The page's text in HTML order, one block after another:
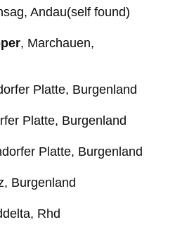
Andau(self found)
, Marchauen,
Platte, Burgenland
Platte, Burgenland
Platte, Burgenland
Burgenland
Rhd